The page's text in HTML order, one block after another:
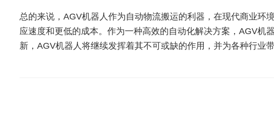
总的来说，AGV机器人作为自动物流搬运的利器，在现代商业
应速度和更低的成本。作为一种高效的自动化解决方案，AGV
新，AGV机器人将继续发挥着其不可或缺的作用，并为各种行业